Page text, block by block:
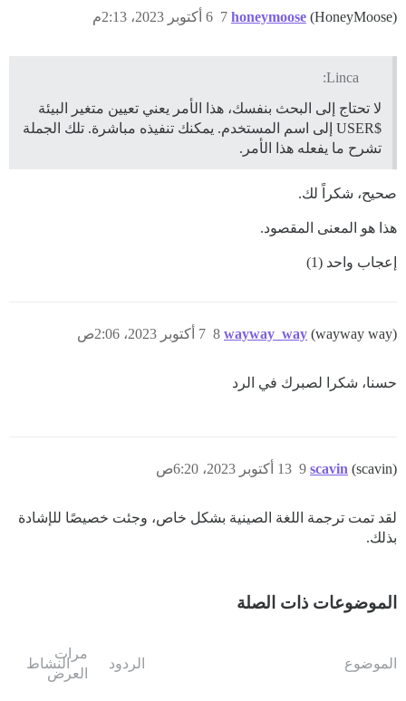
honeymoose (HoneyMoose) 6 أكتوبر 2023، 2:13م 7
Linca:
لا تحتاج إلى البحث بنفسك، هذا الأمر يعني تعيين متغير البيئة
$USER إلى اسم المستخدم. يمكنك تنفيذه مباشرة. تلك الجملة
تشرح ما يفعله هذا الأمر.
صحيح، شكراً لك.
هذا هو المعنى المقصود.
إعجاب واحد (1)
wayway_way (wayway way) 7 أكتوبر 2023، 2:06ص 8
حسنا، شكرا لصبرك في الرد
scavin (scavin) 13 أكتوبر 2023، 6:20ص 9
لقد تمت ترجمة اللغة الصينية بشكل خاص، وجئت خصيصًا للإشادة
بذلك.
الموضوعات ذات الصلة
الموضوع الردود
مرات
العرض
النشاط